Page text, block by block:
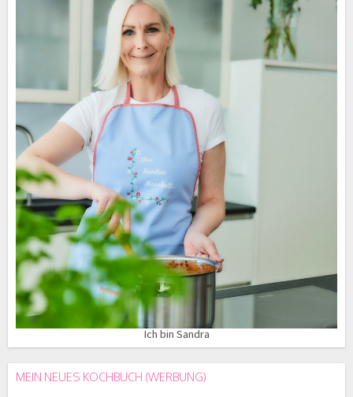
Ich bin Sandra
MEIN NEUES KOCHBUCH (WERBUNG)